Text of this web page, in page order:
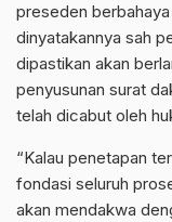
preseden
dinyatakannya sah
dipastikan akan
penyusunan surat
telah dicabut oleh
“Kalau penetapan
fondasi seluruh
akan mendakwa